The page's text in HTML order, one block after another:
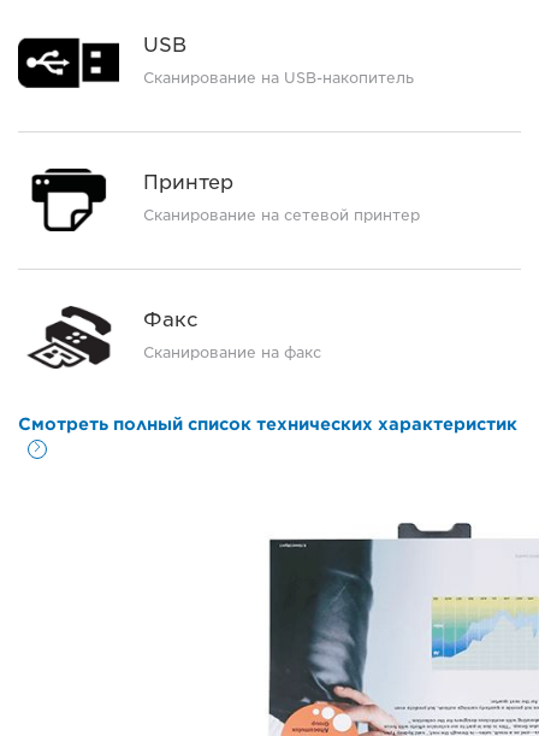
USB
Сканирование на USB-накопитель
Принтер
Сканирование на сетевой принтер
Факс
Сканирование на факс
Смотреть полный список технических характеристик